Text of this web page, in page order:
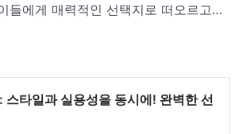
들에게 매력적인 선택지로 떠오르고…
스타일과 실용성을 동시에! 완벽한 선